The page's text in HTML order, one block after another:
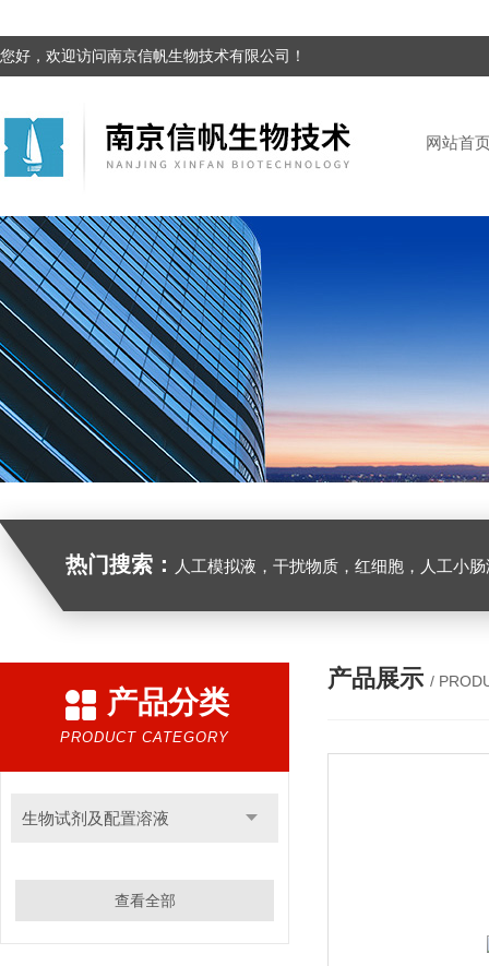
您好，欢迎访问南京信帆生物技术有限公司！
网站首
热门搜索： 人工模拟液，干扰物质，红细胞，人工小
产品分类
PRODUCT CATEGORY
生物试剂及配置溶液
查看全部
产品展示 /